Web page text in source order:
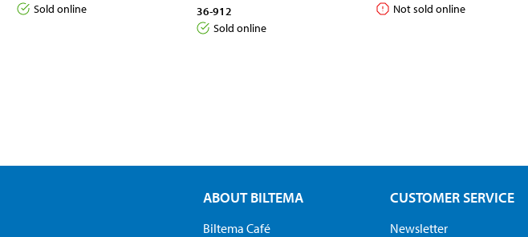
Sold online
36-912
Sold online
Not sold online
ABOUT BILTEMA
Biltema Café
CUSTOMER SERVICE
Newsletter